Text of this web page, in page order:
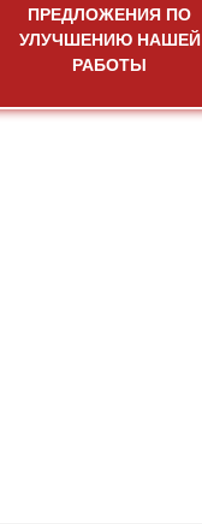
ПРЕДЛОЖЕНИЯ ПО
УЛУЧШЕНИЮ НАШЕЙ
РАБОТЫ